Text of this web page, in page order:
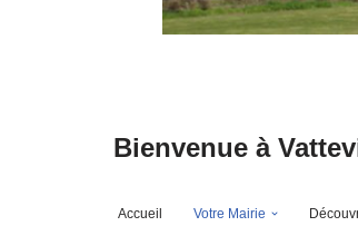
Bienvenue à
Accueil Votre Mairie